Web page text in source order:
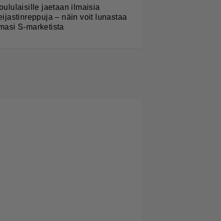
jaetaan ilmaisia
– näin voit lunastaa
S-marketista